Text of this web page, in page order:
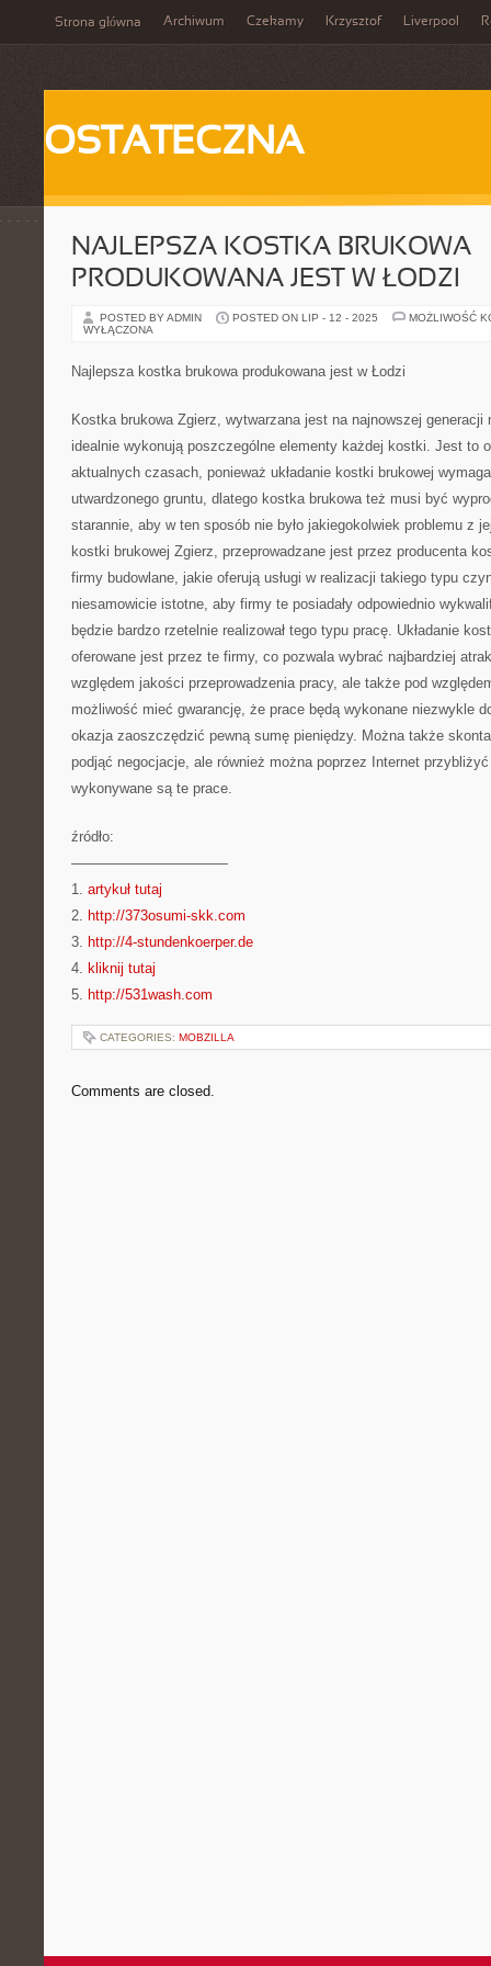
Strona główna Archiwum Czekamy Krzysztof Liverpool
OSTATECZNA
NAJLEPSZA KOSTKA BRUKOWA
PRODUKOWANA JEST W ŁODZI
POSTED BY ADMIN POSTED ON LIP - 12 - 2025
MOŻLIWOŚĆ
WYŁĄCZONA
Najlepsza kostka brukowa produkowana jest w Łodzi
Kostka brukowa Zgierz, wytwarzana jest na najnowszej
idealnie wykonują poszczególne elementy każdej kostki. Jest to
aktualnych czasach, ponieważ układanie kostki brukowej
utwardzonego gruntu, dlatego kostka brukowa też musi być
starannie, aby w ten sposób nie było jakiegokolwiek problemu z
kostki brukowej Zgierz, przeprowadzane jest przez producenta
firmy budowlane, jakie oferują usługi w realizacji takiego typu
niesamowicie istotne, aby firmy te posiadały odpowiednio
będzie bardzo rzetelnie realizował tego typu pracę. Układanie
oferowane jest przez te firmy, co pozwala wybrać najbardziej
względem jakości przeprowadzenia pracy, ale także pod
możliwość mieć gwarancję, że prace będą wykonane niezwykle
okazja zaoszczędzić pewną sumę pieniędzy. Można także
podjąć negocjacje, ale również można poprzez Internet
wykonywane są te prace.
źródło:
———————————
1. artykuł tutaj
2. http://373osumi-skk.com
3. http://4-stundenkoerper.de
4. kliknij tutaj
5. http://531wash.com
CATEGORIES: MOBZILLA
Comments are closed.